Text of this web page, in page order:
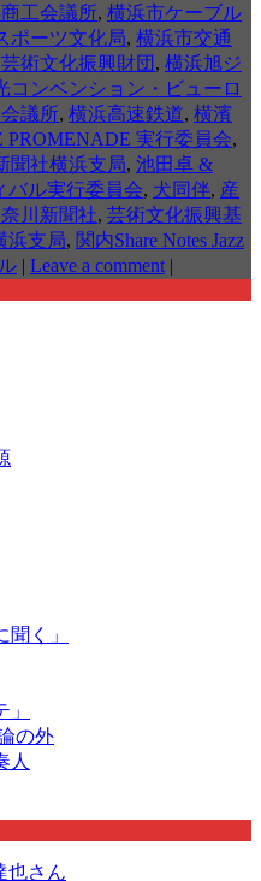
工会議所, 横浜市ケーブル
ポーツ文化局, 横浜市交通
術文化振興財団 , 横浜旭ジ
コンベンション・ビューロ
議所, 横浜高速鉄道, 横濱
PROMENADE 実行委員会,
聞社横浜支局, 池田卓 &
バル実行委員会, 犬同伴, 産
川新聞社, 芸術文化振興基
浜支局, 関内Share Notes Jazz
| Leave a comment |
く」
の外
人
也さん